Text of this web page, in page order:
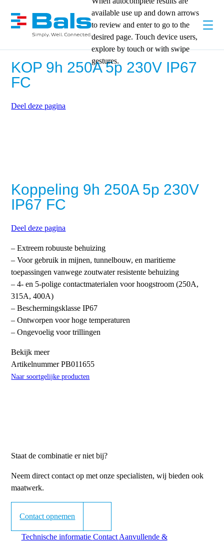
available use up and down arrows
to review and enter to go to the
desired page. Touch device users,
explore by touch or with swipe
gestures.
KOP 9h 250A 5p 230V IP67
FC
Deel deze pagina
Koppeling 9h 250A 5p 230V
IP67 FC
Deel deze pagina
– Extreem robuuste behuizing
– Voor gebruik in mijnen, tunnelbouw, en maritieme
toepassingen vanwege zoutwater resistente behuizing
– 4- en 5-polige contactmaterialen voor hoogstroom (250A,
315A, 400A)
– Beschermingsklasse IP67
– Ontworpen voor hoge temperaturen
– Ongevoelig voor trillingen
Bekijk meer
ArtikelnummerPB011655
Naar soortgelijke producten
Staat de combinatie er niet bij?
Neem direct contact op met onze specialisten, wij bieden ook
maatwerk.
Contact opnemen
Technische informatie Contact Aanvullende &